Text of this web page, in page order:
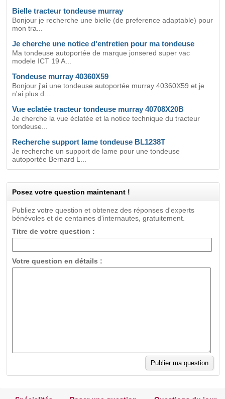
Bielle tracteur tondeuse murray
Bonjour je recherche une bielle (de preference adaptable) pour
mon tra...
Je cherche une notice d'entretien pour ma tondeuse
Ma tondeuse autoportée de marque jonsered super vac
modele ICT 19 A...
Tondeuse murray 40360X59
Bonjour j'ai une tondeuse autoportée murray 40360X59 et je
n'ai plus d...
Vue eclatée tracteur tondeuse murray 40708X20B
Je cherche la vue éclatée et la notice technique du tracteur
tondeuse...
Recherche support lame tondeuse BL1238T
Je recherche un support de lame pour une tondeuse
autoportée Bernard L...
Posez votre question maintenant !
Publiez votre question et obtenez des réponses d'experts
bénévoles et de centaines d'internautes, gratuitement.
Titre de votre question :
Votre question en détails :